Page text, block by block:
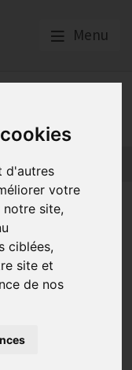
d'autres
votre
notre site,
ciblées,
site et
de nos
Menu
2027 :
faire
du
les